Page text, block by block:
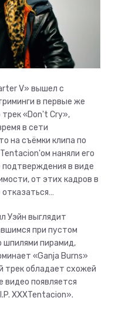
V» вышел с
в первые же
«Don't Cry»,
в сети
на съёмки клипа по
наняли его
в виде
от этих кадров в
Уэйн выглядит
при пустом
шпилями пирамид,
«Ganja Burns»
трек обладает схожей
видео появляется
XXXTentacion».